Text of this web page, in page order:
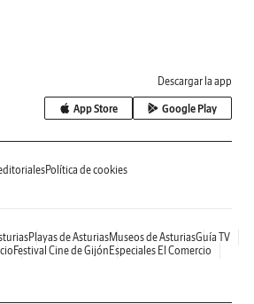
Descargar la app
App Store Google Play
Política de cookies
Playas de AsturiasMuseos de AsturiasGuía TV
Festival Cine de Gijón Especiales El Comercio